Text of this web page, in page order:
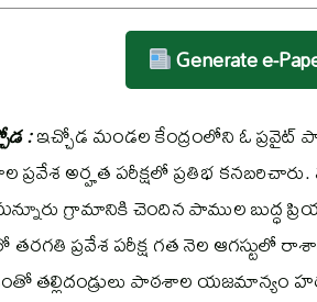
Generate e-
:ఇచ్చోడ మండల కేంద్రంలోని ఓ ప్రవైట్
అర్హత పరీక్షలో ప్రతిభ
గ్రామానికి చెందిన పాముల బుద్ధ
ప్రవేశ పరీక్ష గత నెల ఆగస్టులో
తల్లిదండ్రులు పాఠశాల యజమాన్యం